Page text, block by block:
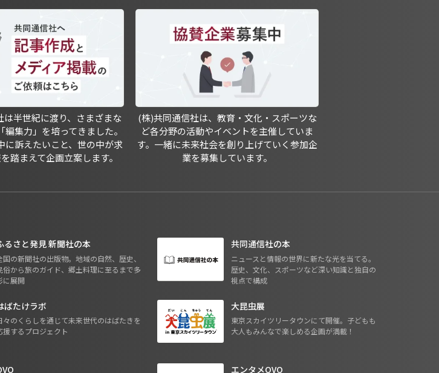
は半世紀に渡り、さまざまな
編集力」を培ってきました。
に訴えたいこと、世の中が求
踏まえて企画立案します。
(株)共同通信社は、教育・文化・スポーツな
ど各分野の活動やイベントを主催していま
す。一緒に未来社会を創り上げていく参加企
業を募集しています。
るさと発見 新聞社の本
国の新聞社の出版物。地域の自然、歴史、
俗から旅のガイド、郷土料理に至るまで多
に展開
共同通信社の本
ニュースと情報の世界に新たな光を当てる。
歴史、文化、スポーツなど深い知識と独自の
視点で構成
ばたけラボ
々のくらしを通じて未来世代のはばたきを
援するプロジェクト
大昆虫展
東京スカイツリータウンにて開催。子どもも
大人もみんなで楽しめる企画が満載！
エンタメOVO